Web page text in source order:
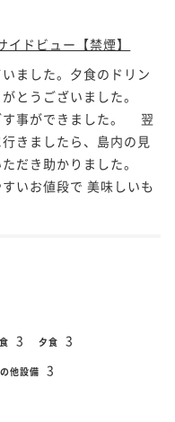
ドビュー【禁煙】
ました。夕食のドリン
がとうございました。
す事ができました。 翌
きましたら、島内の見
ただき助かりました。
いお値段で 美味しいも
3 夕食 3
他設備 3